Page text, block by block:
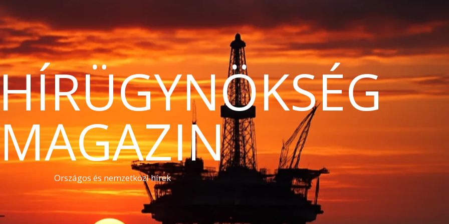
MAGAZIN
Országos és nemzetközi hírek